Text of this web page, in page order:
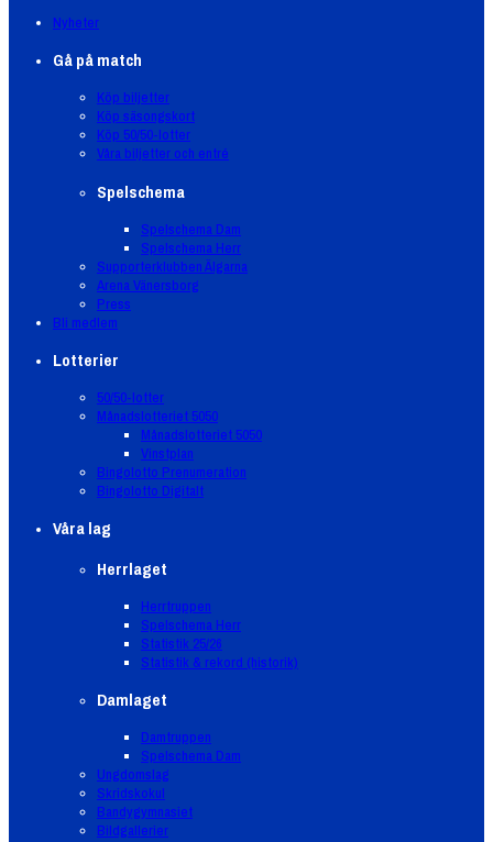
Nyheter
Gå på match
Köp biljetter
Köp säsongskort
Köp 50/50-lotter
Våra biljetter och entré
Spelschema
Spelschema Dam
Spelschema Herr
Supporterklubben Älgarna
Arena Vänersborg
Press
Bli medlem
Lotterier
50/50-lotter
Månadslotteriet 5050
Månadslotteriet 5050
Vinstplan
Bingolotto Prenumeration
Bingolotto Digitalt
Våra lag
Herrlaget
Herrtruppen
Spelschema Herr
Statistik 25/26
Statistik & rekord (historik)
Damlaget
Damtruppen
Spelschema Dam
Ungdomslag
Skridskokul
Bandygymnasiet
Bildgallerier